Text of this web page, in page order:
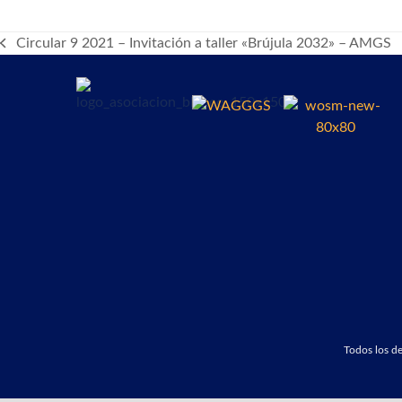
previous
Circular 9 2021 – Invitación a taller «Brújula 2032» – AMGS
Todos los